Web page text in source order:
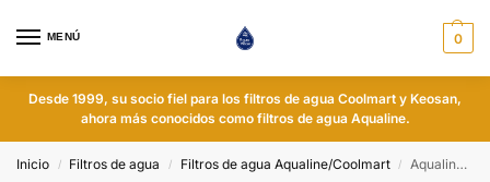
MENÚ 0
Desde 1999, su socio fiel para los filtros de agua Coolmart y Keosan,
ahora más conocidos como filtros de agua Aqualine.
Inicio / Filtros de agua / Filtros de agua Aqualine/Coolmart / Aqualine 12 - Vidrio - alcalino